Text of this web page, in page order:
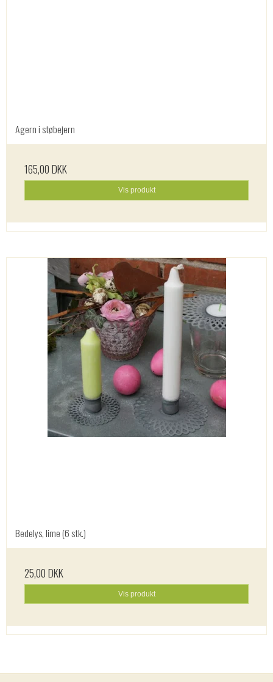
Agern i støbejern
165,00 DKK
Vis produkt
Bedelys, lime (6 stk.)
25,00 DKK
Vis produkt